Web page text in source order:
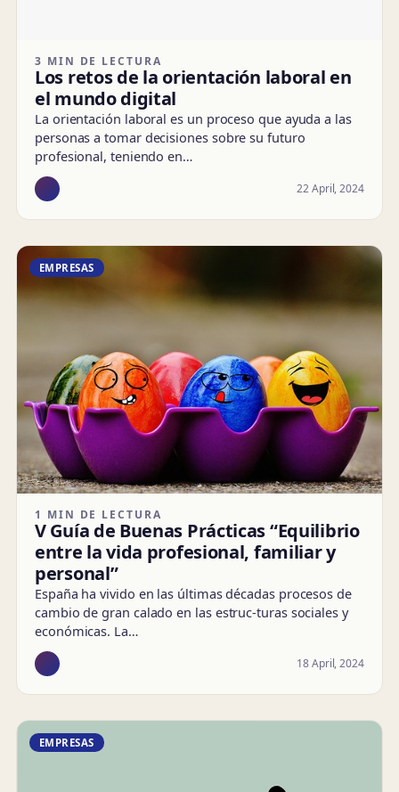
3 MIN DE LECTURA
Los retos de la orientación laboral en
el mundo digital
La orientación laboral es un proceso que ayuda a las
personas a tomar decisiones sobre su futuro
profesional, teniendo en…
22 April, 2024
EMPRESAS
1 MIN DE LECTURA
V Guía de Buenas Prácticas “Equilibrio
entre la vida profesional, familiar y
personal”
España ha vivido en las últimas décadas procesos de
cambio de gran calado en las estruc-turas sociales y
económicas. La…
18 April, 2024
EMPRESAS